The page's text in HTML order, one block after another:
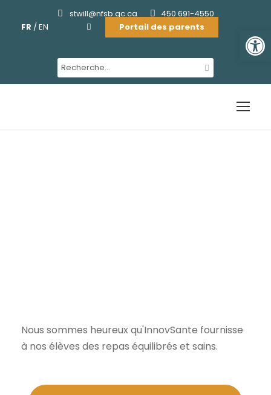
stwill@nfsb.qc.ca
450 691-4550
FR /EN Portail des parents
Nous sommes heureux qu'InnovSante fournisse
à nos élèves des repas équilibrés et sains.
Ouvrir la barre d'outils